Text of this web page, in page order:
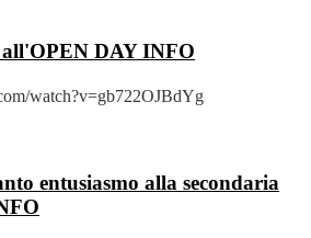
DAYINFO
watch?v=gb722OJBdYg
entusiasmo alla secondaria